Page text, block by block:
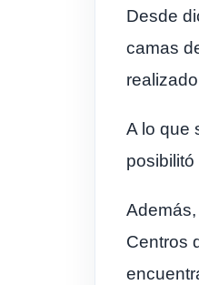
Desde
camas
A lo que
Centros